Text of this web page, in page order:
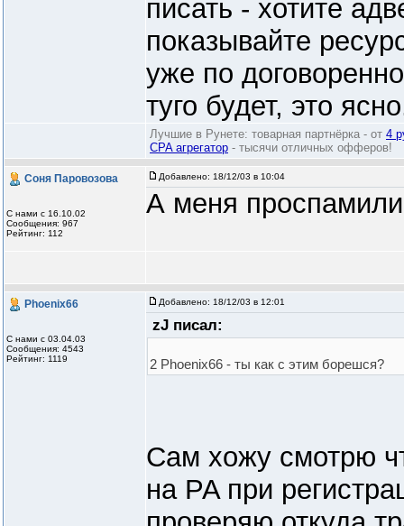
писать - хотите
показывайте
уже по
туго будет, это
Лучшие в Рунете: товарная партнёрка - от 4
CPA агрегатор - тысячи отличных офферов!
Соня Паровозова
С нами с 16.10.02
Сообщения: 967
Рейтинг: 112
Добавлено: 18/12/03 в 10:04
А меня
Phoenix66
С нами с 03.04.03
Сообщения: 4543
Рейтинг: 1119
Добавлено: 18/12/03 в 12:01
zJ писал:
2 Phoenix66 - ты как с этим борешся?
Сам хожу смотрю
на PA при